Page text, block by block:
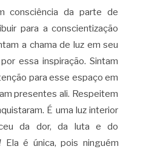
consciência da parte de
para a conscientização
a chama de luz em seu
essa inspiração. Sintam
para esse espaço em
presentes ali. Respeitem
É uma luz interior
da dor, da luta e do
Ela é única, pois ninguém